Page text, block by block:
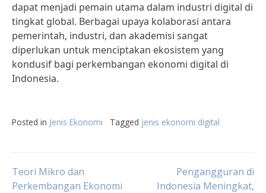
dapat menjadi pemain utama dalam industri digital di
tingkat global. Berbagai upaya kolaborasi antara
pemerintah, industri, dan akademisi sangat
diperlukan untuk menciptakan ekosistem yang
kondusif bagi perkembangan ekonomi digital di
Indonesia.
Posted in Jenis Ekonomi Tagged jenis ekonomi digital
Post
Teori Mikro dan
Perkembangan Ekonomi
Pengangguran di
Indonesia Meningkat,